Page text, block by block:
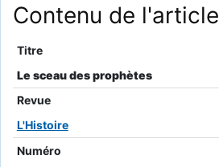
Contenu de l'article
Titre
Le sceau des prophètes
Revue
L'Histoire
Numéro